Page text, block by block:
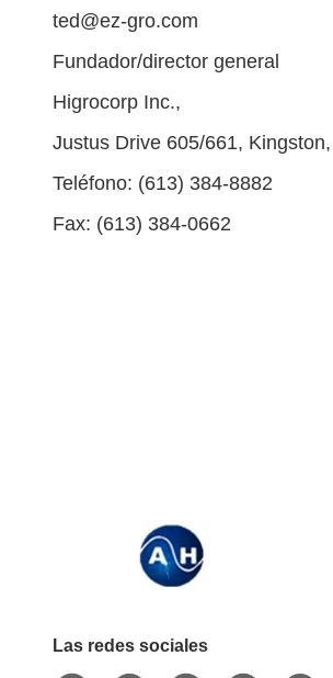
ted@ez-gro.com
Fundador/director general
Higrocorp Inc.,
Justus Drive 605/661,
Teléfono: (613) 384-8882
Fax: (613) 384-0662
Las redes sociales